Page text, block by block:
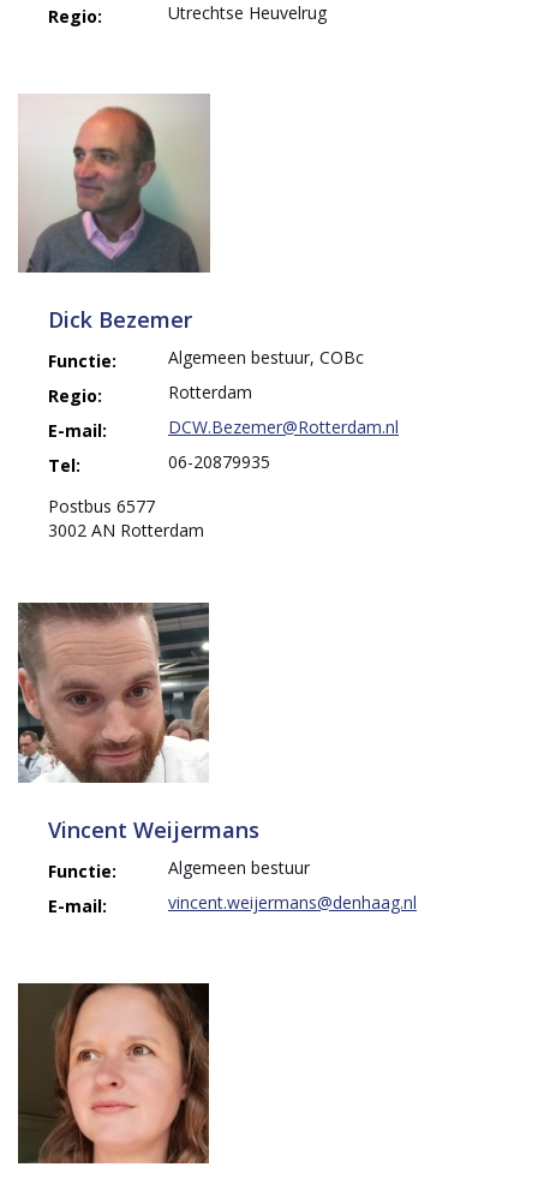
Regio:
Utrechtse Heuvelrug
Dick Bezemer
Functie:
Algemeen bestuur, COBc
Regio:
Rotterdam
E-mail:
DCW.Bezemer@Rotterdam.nl
Tel:
06-20879935
Postbus 6577
3002 AN Rotterdam
Vincent Weijermans
Functie:
Algemeen bestuur
E-mail:
vincent.weijermans@denhaag.nl